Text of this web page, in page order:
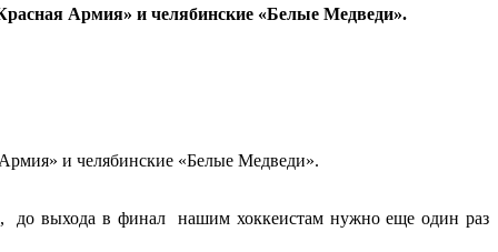
Армия» и челябинские «Белые Медведи».
и челябинские «Белые Медведи».
до выхода в финал нашим хоккеистам нужно еще один раз